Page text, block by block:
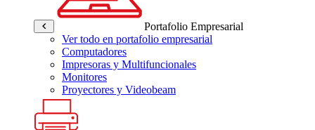
Portafolio Empresarial
Ver todo en portafolio empresarial
Computadores
Impresoras y Multifuncionales
Monitores
Proyectores y Videobeam